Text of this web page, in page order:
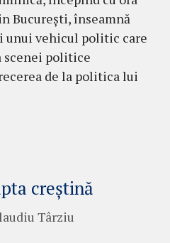
București, înseamnă
vehicul politic care
scenei politice
de la politica lui
creștină
Târziu